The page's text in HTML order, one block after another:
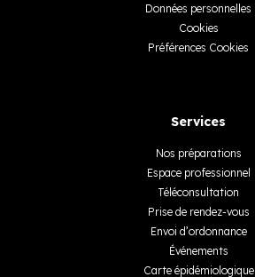
Données personnelles
Cookies
Préférences Cookies
Services
Nos préparations
Espace professionnel
Téléconsultation
Prise de rendez-vous
Envoi d’ordonnance
Événements
Carte épidémiologique